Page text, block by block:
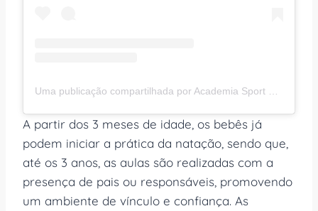
A partir dos 3 meses de idade, os bebês já
podem iniciar a prática da natação, sendo que,
até os 3 anos, as aulas são realizadas com a
presença de pais ou responsáveis, promovendo
um ambiente de vínculo e confiança. As